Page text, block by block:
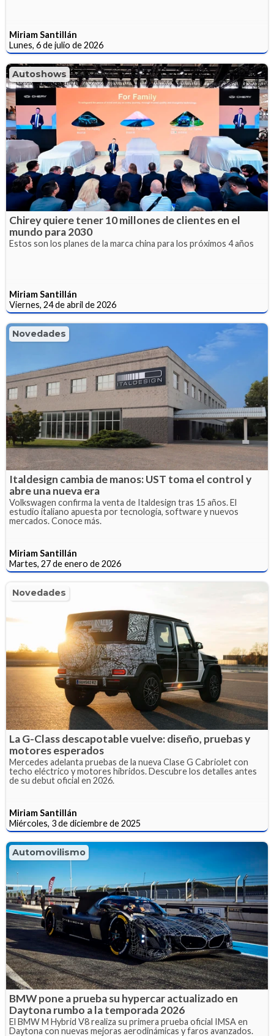
Miriam Santillán
Lunes, 6 de julio de 2026
Autoshows
Chirey quiere tener 10 millones de clientes en el
mundo para 2030
Estos son los planes de la marca china para los próximos 4 años
Miriam Santillán
Viernes, 24 de abril de 2026
Novedades
Italdesign cambia de manos: UST toma el control y
abre una nueva era
Volkswagen confirma la venta de Italdesign tras 15 años. El
estudio italiano apuesta por tecnología, software y nuevos
mercados. Conoce más.
Miriam Santillán
Martes, 27 de enero de 2026
Novedades
La G-Class descapotable vuelve: diseño, pruebas y
motores esperados
Mercedes adelanta pruebas de la nueva Clase G Cabriolet con
techo eléctrico y motores híbridos. Descubre los detalles antes
de su debut oficial en 2026.
Miriam Santillán
Miércoles, 3 de diciembre de 2025
Automovilismo
BMW pone a prueba su hypercar actualizado en
Daytona rumbo a la temporada 2026
El BMW M Hybrid V8 realiza su primera prueba oficial IMSA en
Daytona con nuevas mejoras aerodinámicas y faros avanzados.